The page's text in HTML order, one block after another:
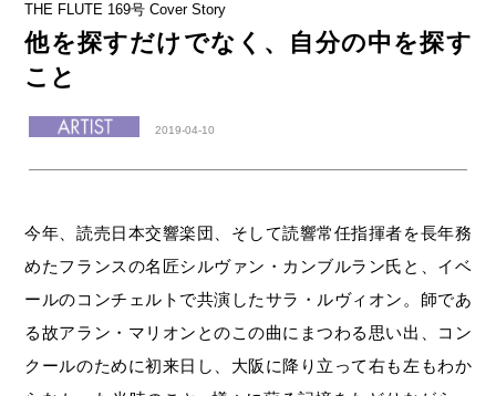
THE FLUTE 169号 Cover Story
他を探すだけでなく、自分の中を探す
こと
2019-04-10
今年、読売日本交響楽団、そして読響常任指揮者を長年務
めたフランスの名匠シルヴァン・カンブルラン氏と、イベ
ールのコンチェルトで共演したサラ・ルヴィオン。師であ
る故アラン・マリオンとのこの曲にまつわる思い出、コン
クールのために初来日し、大阪に降り立って右も左もわか